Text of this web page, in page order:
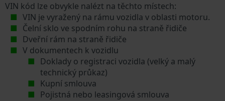
VIN kód lze obvykle nalézt na těchto místech:
VIN je vyražený na rámu vozidla v oblasti motoru.
Čelní sklo ve spodním rohu na straně řidiče
Dveřní rám na straně řidiče
V dokumentech k vozidlu
Doklady o registraci vozidla (velký a malý
technický průkaz)
Kupní smlouva
Pojistná nebo leasingová smlouva